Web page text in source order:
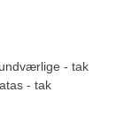
- tak
- tak